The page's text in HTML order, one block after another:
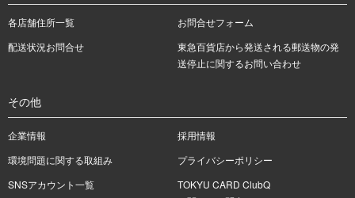
各店舗住所一覧
お問合せフォーム
配送状況お問合せ
東急百貨店から発送される郵送物の発
送停止に関するお問い合わせ
その他
企業情報
採用情報
環境問題に関する取組み
プライバシーポリシー
SNSアカウント一覧
TOKYU CARD ClubQ